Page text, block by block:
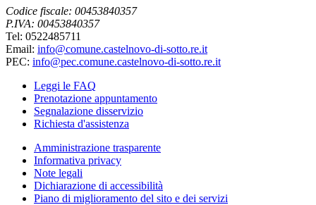
Codice fiscale: 00453840357
P.IVA: 00453840357
Tel: 0522485711
Email: info@comune.castelnovo-di-sotto.re.it
PEC: info@pec.comune.castelnovo-di-sotto.re.it
Leggi le FAQ
Prenotazione appuntamento
Segnalazione disservizio
Richiesta d'assistenza
Amministrazione trasparente
Informativa privacy
Note legali
Dichiarazione di accessibilità
Piano di miglioramento del sito e dei servizi